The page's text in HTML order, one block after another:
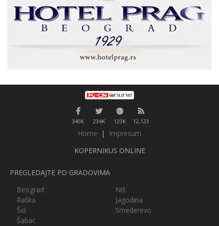
340K 234K 123K 12,123
Home |
Impresum
KOPERNIKUS ONLINE
PREGLEDAJTE PO GRADOVIMA
Beograd
Niš
Raška
Jagodina
Šid
Smederevo
Šabac